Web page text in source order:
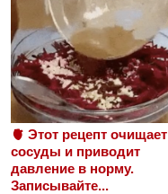
🫀 Этот рецепт очищает
сосуды и приводит
давление в норму.
Записывайте...